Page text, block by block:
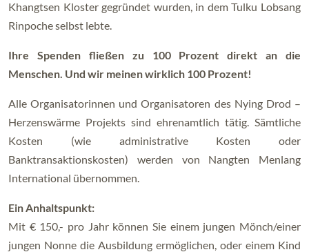
Khangtsen Kloster gegründet wurden, in dem Tulku Lobsang
Rinpoche selbst lebte.
Ihre Spenden fließen zu 100 Prozent direkt an die
Menschen. Und wir meinen wirklich 100 Prozent!
Alle Organisatorinnen und Organisatoren des Nying Drod –
Herzenswärme Projekts sind ehrenamtlich tätig. Sämtliche
Kosten (wie administrative Kosten oder
Banktransaktionskosten) werden von Nangten Menlang
International übernommen.
Ein Anhaltspunkt:
Mit € 150,- pro Jahr können Sie einem jungen Mönch/einer
jungen Nonne die Ausbildung ermöglichen, oder einem Kind